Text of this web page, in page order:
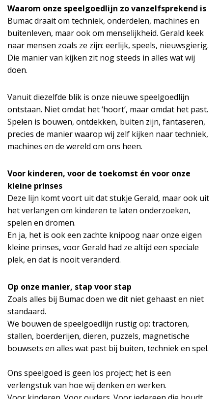
Waarom onze speelgoedlijn zo vanzelfsprekend is
Bumac draait om techniek, onderdelen, machines en
buitenleven, maar ook om menselijkheid. Gerald keek
naar mensen zoals ze zijn: eerlijk, speels, nieuwsgierig.
Die manier van kijken zit nog steeds in alles wat wij
doen.
Vanuit diezelfde blik is onze nieuwe speelgoedlijn
ontstaan. Niet omdat het ‘hoort’, maar omdat het past.
Spelen is bouwen, ontdekken, buiten zijn, fantaseren,
precies de manier waarop wij zelf kijken naar techniek,
machines en de wereld om ons heen.
Voor kinderen, voor de toekomst én voor onze
kleine prinses
Deze lijn komt voort uit dat stukje Gerald, maar ook uit
het verlangen om kinderen te laten onderzoeken,
spelen en dromen.
En ja, het is ook een zachte knipoog naar onze eigen
kleine prinses, voor Gerald had ze altijd een speciale
plek, en dat is nooit veranderd.
Op onze manier, stap voor stap
Zoals alles bij Bumac doen we dit niet gehaast en niet
standaard.
We bouwen de speelgoedlijn rustig op: tractoren,
stallen, boerderijen, dieren, puzzels, magnetische
bouwsets en alles wat past bij buiten, techniek en spel.
Ons speelgoed is geen los project; het is een
verlengstuk van hoe wij denken en werken.